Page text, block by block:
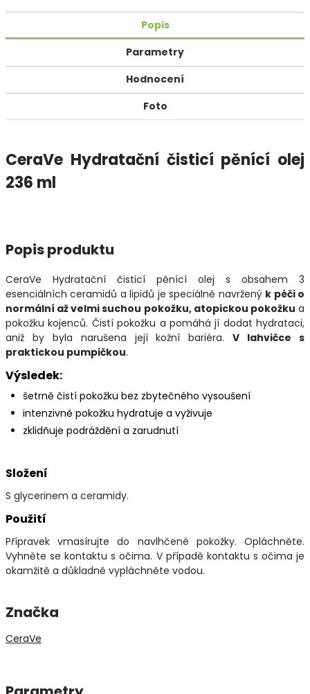
Popis
Parametry
Hodnocení
Foto
CeraVe Hydratační čisticí pěnící olej
236 ml
Popis produktu
CeraVe Hydratační čisticí pěnící olej s obsahem 3
esenciálních ceramidů a lipidů je speciálně navržený k péči o
normální až velmi suchou pokožku, atopickou pokožku a
pokožku kojenců. Čistí pokožku a pomáhá jí dodat hydrataci,
aniž by byla narušena její kožní bariéra.V lahvičce s
praktickou pumpičkou.
Výsledek:
šetrně čistí pokožku bez zbytečného vysoušení
intenzivně pokožku hydratuje a vyživuje
zklidňuje podráždění a zarudnutí
Složení
S glycerinem a ceramidy.
Použití
Přípravek vmasírujte do navlhčené pokožky. Opláchněte.
Vyhněte se kontaktu s očima. V případě kontaktu s očima je
okamžitě a důkladně vypláchněte vodou.
Značka
CeraVe